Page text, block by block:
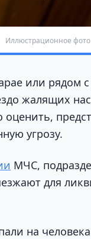
Иллюстрационное фото
или рядом
жалящих
оценить,
угрозу.
МЧС,
для
на